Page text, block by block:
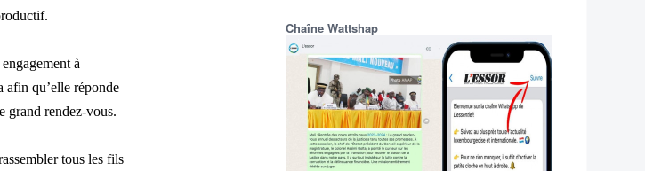
à
afin qu’elle réponde
grand rendez-vous.
tous les fils
Chaîne Wattshap